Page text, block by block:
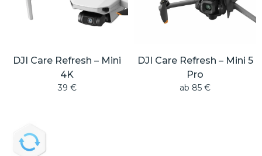
DJI Care Refresh – Mini
4K
39 €
DJI Care Refresh – Mini 5
Pro
ab 85 €